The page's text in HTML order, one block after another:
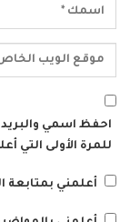
احفظ اسمي
للمرة الأولى التي
أعلمني بمتابعة